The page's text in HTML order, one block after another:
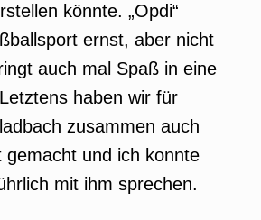
könnte. „Opdi“
ernst, aber nicht
auch mal Spaß in eine
haben wir für
zusammen auch
gemacht und ich konnte
mit ihm sprechen.